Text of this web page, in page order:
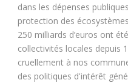
dans les dépenses
protection des
250 milliards d’euros ont
collectivités locales depuis
cruellement à nos
des politiques d'intérêt